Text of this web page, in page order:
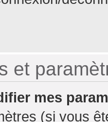
et
mes
(si vous